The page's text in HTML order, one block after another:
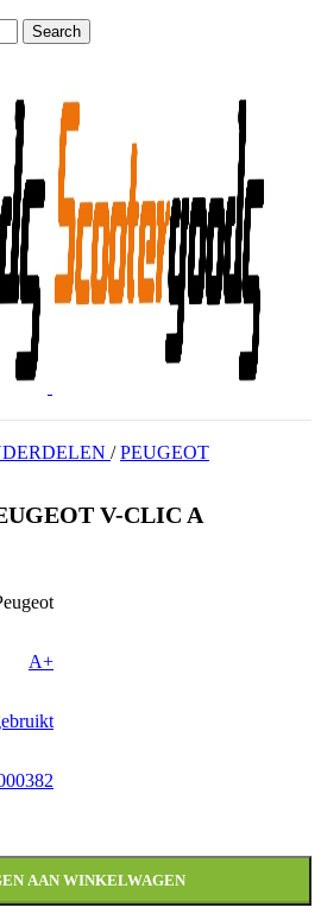
Search
/ PEUGEOT
V-CLIC A
A+
AAN WINKELWAGEN